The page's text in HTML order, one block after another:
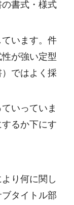
書式・様式
います。件
が強い定型
ではよく採
いっていま
るか下にす
り何に関し
タイトル部